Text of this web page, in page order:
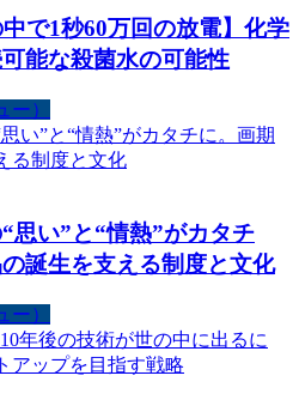
で1秒60万回の放電】化学
能な殺菌水の可能性
）
思い”と“情熱”がカタチ
誕生を支える制度と文化
）